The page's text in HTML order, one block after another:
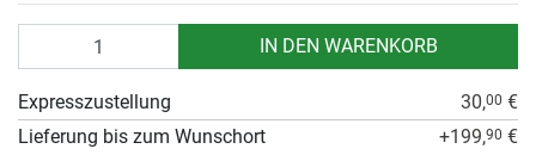
IN DEN WARENKORB
Expresszustellung 30,00 €
Lieferung bis zum Wunschort
+199,90 €